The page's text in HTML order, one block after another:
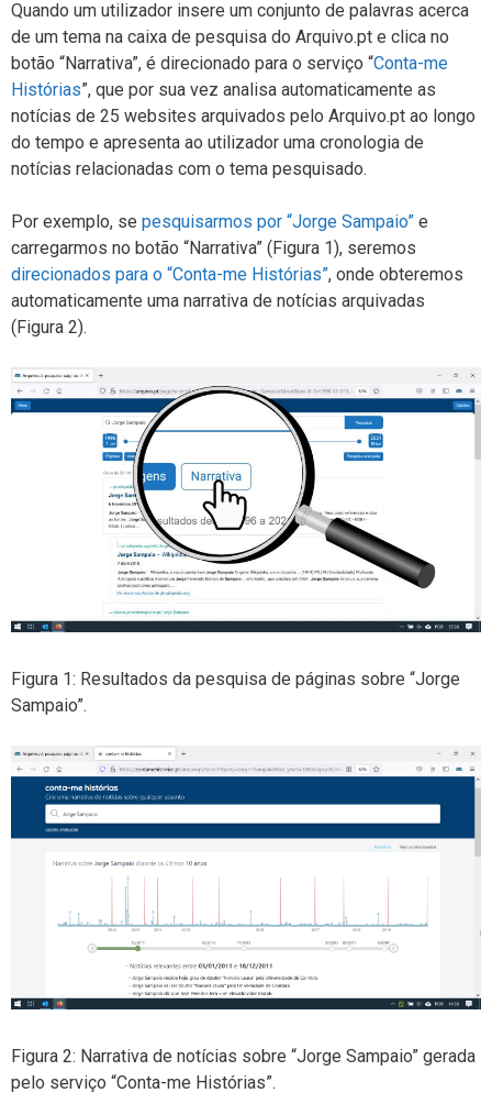
Quando um utilizador insere um conjunto de palavras acerca
de um tema na caixa de pesquisa do Arquivo.pt e clica no
botão “Narrativa”, é direcionado para o serviço “Conta-me
Histórias”, que por sua vez analisa automaticamente as
notícias de 25 websites arquivados pelo Arquivo.pt ao longo
do tempo e apresenta ao utilizador uma cronologia de
notícias relacionadas com o tema pesquisado.
Por exemplo, se pesquisarmos por “Jorge Sampaio” e
carregarmos no botão “Narrativa” (Figura 1), seremos
direcionados para o “Conta-me Histórias”, onde obteremos
automaticamente uma narrativa de notícias arquivadas
(Figura 2).
Figura 1: Resultados da pesquisa de páginas sobre “Jorge
Sampaio”.
Figura 2: Narrativa de notícias sobre “Jorge Sampaio” gerada
pelo serviço “Conta-me Histórias”.